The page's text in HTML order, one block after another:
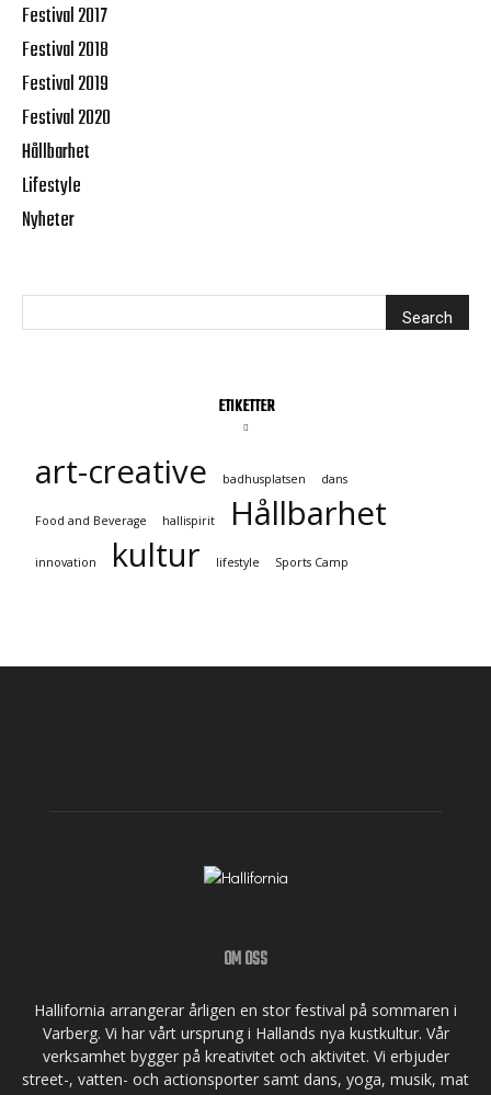
Festival 2017
Festival 2018
Festival 2019
Festival 2020
Hållbarhet
Lifestyle
Nyheter
ETIKETTER
art-creative badhusplatsen dans
Food and Beverage hallispirit Hållbarhet
innovation kultur lifestyle Sports Camp
OM OSS
Hallifornia arrangerar årligen en stor festival på sommaren i
Varberg. Vi har vårt ursprung i Hallands nya kustkultur. Vår
verksamhet bygger på kreativitet och aktivitet. Vi erbjuder
street-, vatten- och actionsporter samt dans, yoga, musik, mat